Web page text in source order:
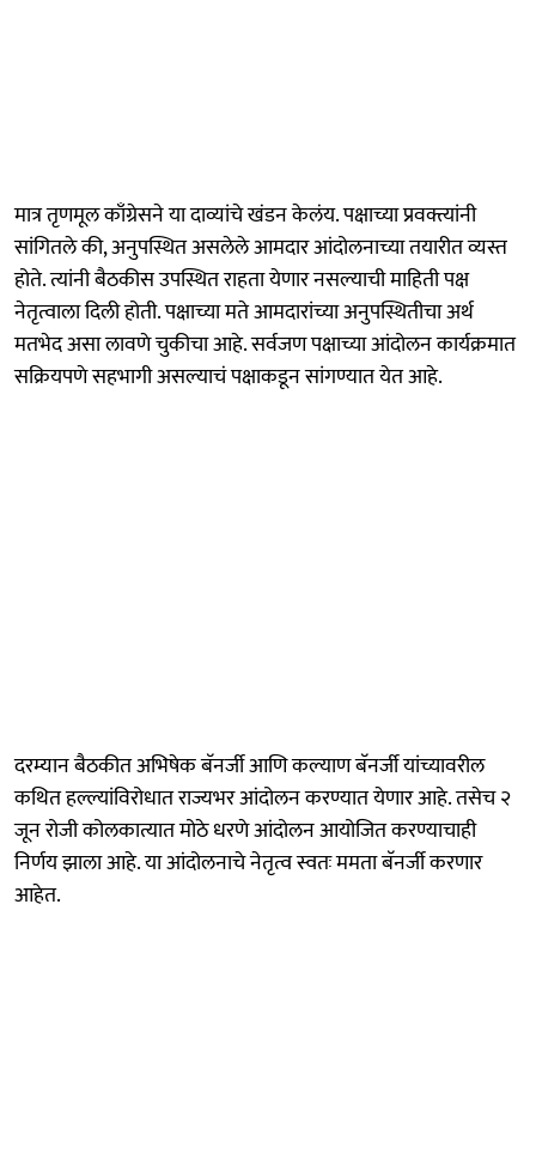
मात्र तृणमूल काँग्रेसने या दाव्यांचे खंडन केलंय. पक्षाच्या प्रवक्त्यांनी
सांगितले की, अनुपस्थित असलेले आमदार आंदोलनाच्या तयारीत व्यस्त
होते. त्यांनी बैठकीस उपस्थित राहता येणार नसल्याची माहिती पक्ष
नेतृत्वाला दिली होती. पक्षाच्या मते आमदारांच्या अनुपस्थितीचा अर्थ
मतभेद असा लावणे चुकीचा आहे. सर्वजण पक्षाच्या आंदोलन कार्यक्रमात
सक्रियपणे सहभागी असल्याचं पक्षाकडून सांगण्यात येत आहे.
दरम्यान बैठकीत अभिषेक बॅनर्जी आणि कल्याण बॅनर्जी यांच्यावरील
कथित हल्ल्यांविरोधात राज्यभर आंदोलन करण्यात येणार आहे. तसेच २
जून रोजी कोलकात्यात मोठे धरणे आंदोलन आयोजित करण्याचाही
निर्णय झाला आहे. या आंदोलनाचे नेतृत्व स्वतः ममता बॅनर्जी करणार
आहेत.